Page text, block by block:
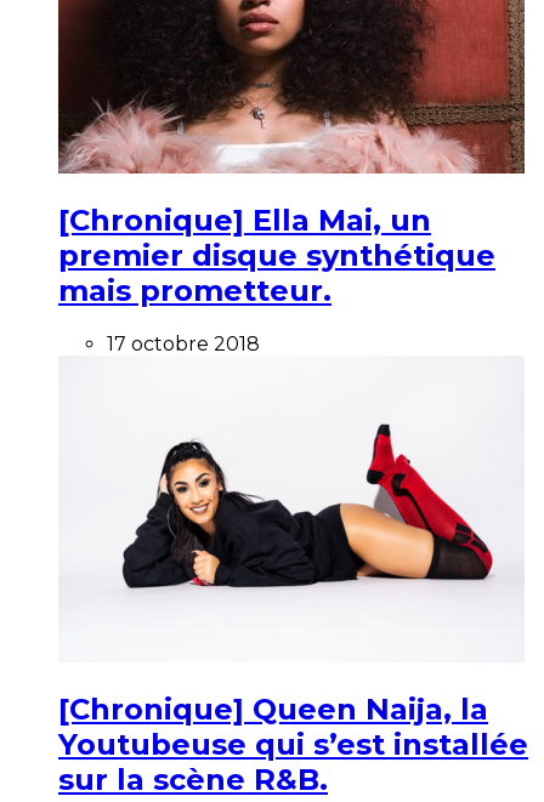
[Chronique] Ella Mai, un
premier disque synthétique
mais prometteur.
17 octobre 2018
[Chronique] Queen Naija, la
Youtubeuse qui s’est installée
sur la scène R&B.